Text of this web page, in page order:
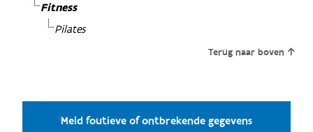
Fitness
Pilates
Terug naar boven
Meld foutieve of ontbrekende gegevens